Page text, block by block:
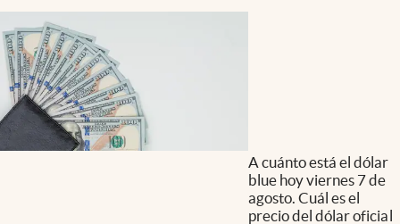
A cuánto está el dólar
blue hoy viernes 7 de
agosto. Cuál es el
precio del dólar oficial